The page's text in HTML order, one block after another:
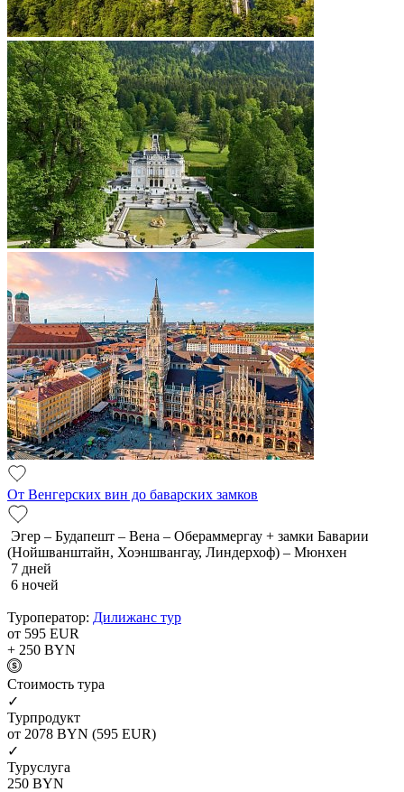
От Венгерских вин до баварских замков
Эгер – Будапешт – Вена – Обераммергау + замки Баварии
(Нойшванштайн, Хоэншвангау, Линдерхоф) – Мюнхен
7 дней
6 ночей
Туроператор: Дилижанс тур
от 595 EUR
+ 250 BYN
Cтоимость тура
✓
Турпродукт
от 2078 BYN (595 EUR)
✓
Туруслуга
250 BYN